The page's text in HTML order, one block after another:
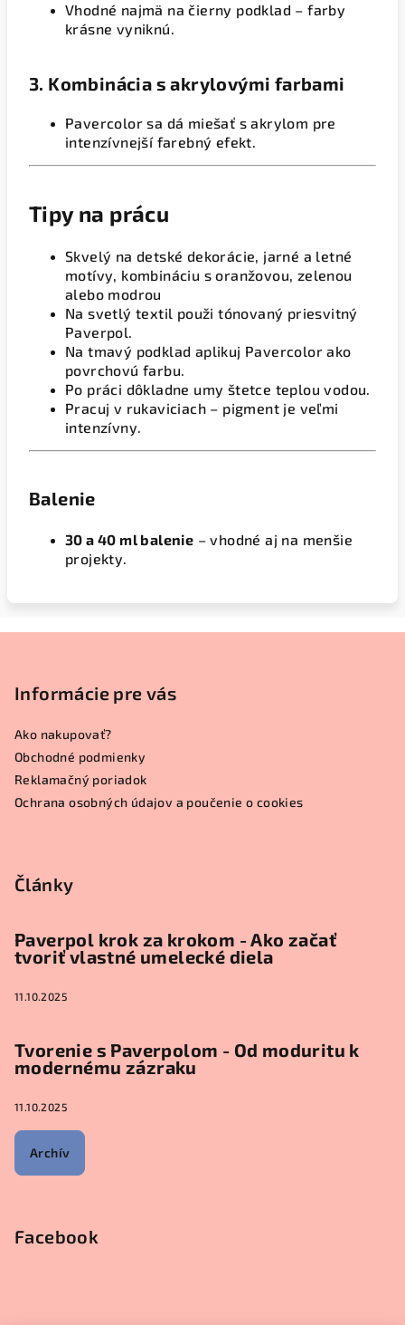
Vhodné najmä na čierny podklad – farby
krásne vyniknú.
3. Kombinácia s akrylovými farbami
Pavercolor sa dá miešať s akrylom pre
intenzívnejší farebný efekt.
Tipy na prácu
Skvelý na detské dekorácie, jarné a letné
motívy, kombináciu s oranžovou, zelenou
alebo modrou
Na svetlý textil použi tónovaný priesvitný
Paverpol.
Na tmavý podklad aplikuj Pavercolor ako
povrchovú farbu.
Po práci dôkladne umy štetce teplou vodou.
Pracuj v rukaviciach – pigment je veľmi
intenzívny.
Balenie
30 a 40 ml balenie – vhodné aj na menšie
projekty.
Informácie pre vás
Ako nakupovať?
Obchodné podmienky
Reklamačný poriadok
Ochrana osobných údajov a poučenie o cookies
Články
Paverpol krok za krokom - Ako začať
tvoriť vlastné umelecké diela
11.10.2025
Tvorenie s Paverpolom - Od moduritu k
modernému zázraku
11.10.2025
Archív
Facebook